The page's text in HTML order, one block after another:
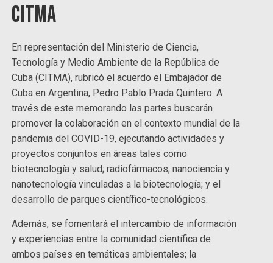
CITMA
En representación del Ministerio de Ciencia,
Tecnología y Medio Ambiente de la República de
Cuba (CITMA), rubricó el acuerdo el Embajador de
Cuba en Argentina, Pedro Pablo Prada Quintero. A
través de este memorando las partes buscarán
promover la colaboración en el contexto mundial de la
pandemia del COVID-19, ejecutando actividades y
proyectos conjuntos en áreas tales como
biotecnología y salud; radiofármacos; nanociencia y
nanotecnología vinculadas a la biotecnología; y el
desarrollo de parques científico-tecnológicos.
Además, se fomentará el intercambio de información
y experiencias entre la comunidad científica de
ambos países en temáticas ambientales; la